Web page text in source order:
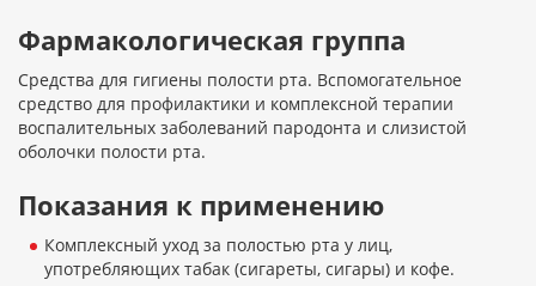
Фармакологическая группа
Средства для гигиены полости рта. Вспомогательное
средство для профилактики и комплексной терапии
воспалительных заболеваний пародонта и слизистой
оболочки полости рта.
Показания к применению
Комплексный уход за полостью рта у лиц,
употребляющих табак (сигареты, сигары) и кофе.